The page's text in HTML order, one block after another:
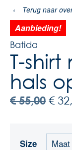
‹ Terug naar
Aanbieding!
Batida
T-
hals
€55,00 €
Size